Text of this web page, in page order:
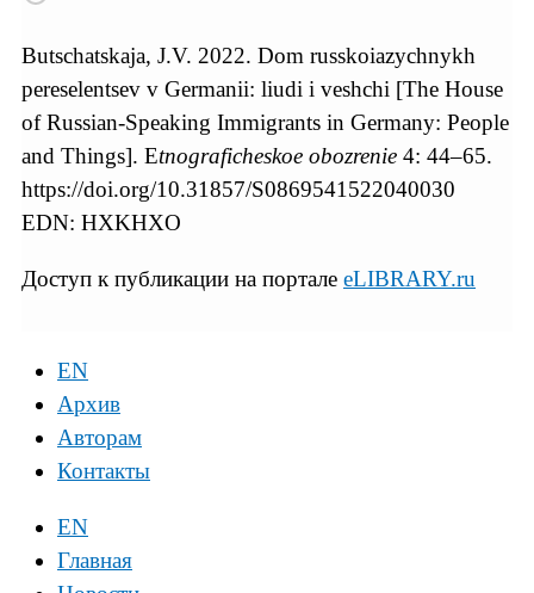
Butschatskaja, J.V. 2022. Dom russkoiazychnykh
pereselentsev v Germanii: liudi i veshchi [The House
of Russian-Speaking Immigrants in Germany: People
and Things]. Etnograficheskoe obozrenie 4: 44–65.
https://doi.org/10.31857/S0869541522040030
EDN: HXKHXO
Доступ к публикации на портале eLIBRARY.ru
EN
Архив
Авторам
Контакты
EN
Главная